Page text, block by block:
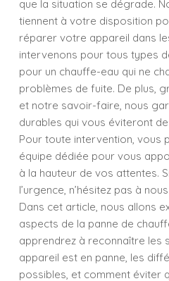
que la situation se dégrade.
tiennent à votre disposition
réparer votre appareil dans
intervenons pour tous types
pour un chauffe-eau qui ne
problèmes de fuite. De plus,
et notre savoir-faire, nous
durables qui vous éviteront
Pour toute intervention, vous
équipe dédiée pour vous
à la hauteur de vos attentes.
l’urgence, n’hésitez pas à
Dans cet article, nous allons
aspects de la panne de
apprendrez à reconnaître les
appareil est en panne, les
possibles, et comment éviter